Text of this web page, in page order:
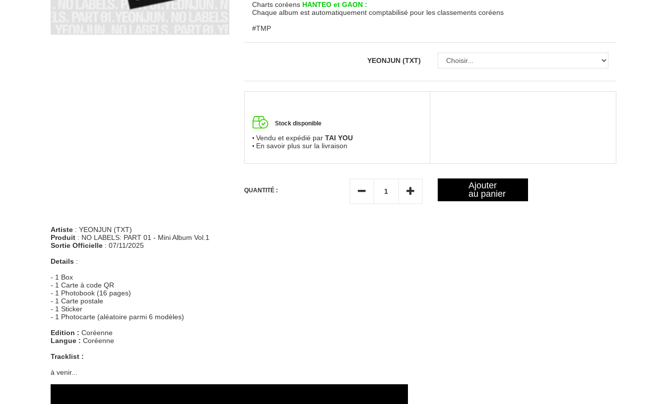
Charts coréens HANTEO et GAON :
Chaque album est automatiquement comptabilisé pour les classements coréens
#TMP
YEONJUN (TXT)
Stock disponible
Vendu et expédié par TAI YOU
En savoir plus sur la livraison
QUANTITÉ :
Ajouter
au panier
Artiste : YEONJUN (TXT)
Produit : NO LABELS: PART 01 - Mini Album Vol.1
Sortie Officielle : 07/11/2025
Details :
- 1 Box
- 1 Carte à code QR
- 1 Photobook (16 pages)
- 1 Carte postale
- 1 Sticker
- 1 Photocarte (aléatoire parmi 6 modèles)
Edition : Coréenne
Langue : Coréenne
Tracklist :
à venir...